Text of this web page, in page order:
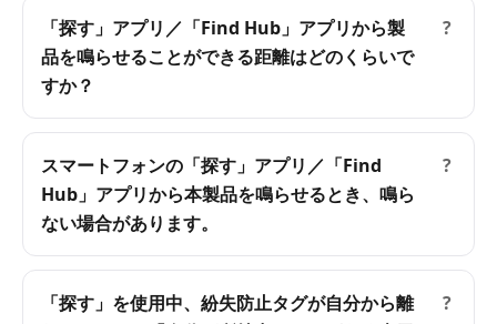
「探す」アプリ／「Find Hub」アプリから製
品を鳴らせることができる距離はどのくらいで
すか？
?
スマートフォンの「探す」アプリ／「Find
Hub」アプリから本製品を鳴らせるとき、鳴ら
ない場合があります。
?
「探す」を使用中、紛失防止タグが自分から離
?